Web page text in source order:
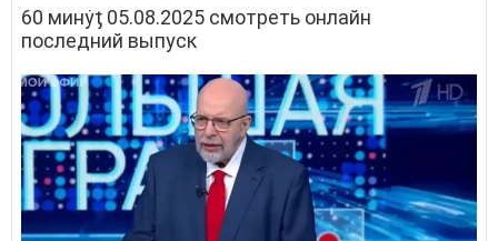
60 минẏƫ 05.08.2025 смотреть онлайн
последний выпуск